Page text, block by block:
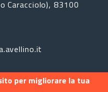
Caracciolo), 83100
per migliorare la tua